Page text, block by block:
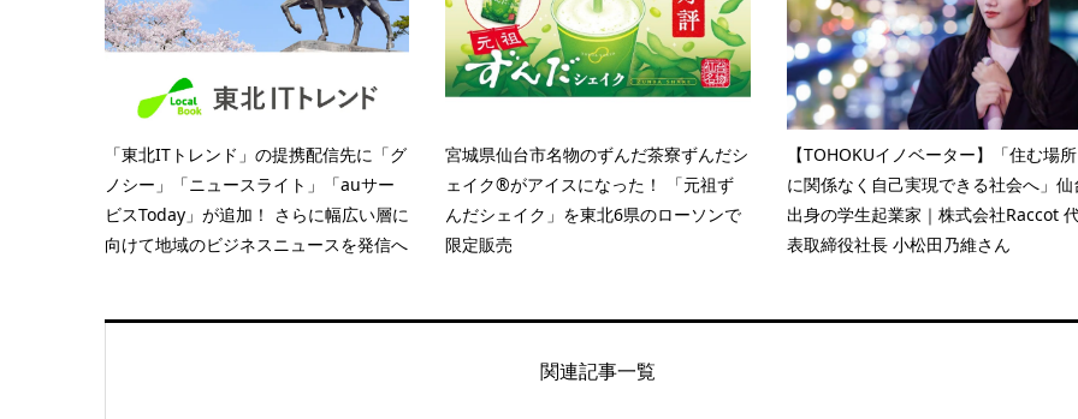
「東北ITトレンド」の提携配信先に「グ
ノシー」「ニュースライト」「auサー
ビスToday」が追加！ さらに幅広い層に
向けて地域のビジネスニュースを発信へ
宮城県仙台市名物のずんだ茶寮ずんだシ
ェイク®がアイスになった！ 「元祖ず
んだシェイク」を東北6県のローソンで
限定販売
【TOHOKUイノベーター】「住む場所
に関係なく自己実現できる社会へ」仙
出身の学生起業家｜株式会社Raccot
表取締役社長 小松田乃維さん
関連記事一覧